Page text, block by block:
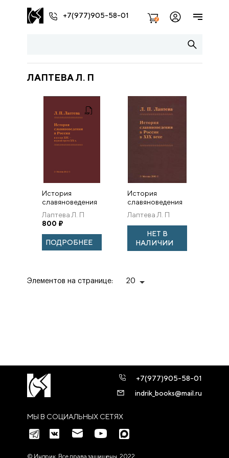
+7(977)905-58-01 2
ЛАПТЕВА Л. П
История
славяноведения
в России в конце
XIX — первой
трети XX в.
Лаптева Л. П
800 ₽
ПОДРОБНЕЕ
История
славяноведения
в России в XIX
веке
Лаптева Л. П
НЕТ В
НАЛИЧИИ
Элементов на странице: 20
МЫ В СОЦИАЛЬНЫХ СЕТЯХ
+7(977)905-58-01
indrik_books@mail.ru
© Индрик. Все права защищены, 2022